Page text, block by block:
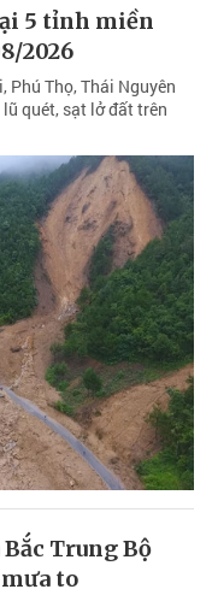
5 tỉnh miền
2026
Phú Thọ, Thái Nguyên
quét, sạt lở đất trên
Trung Bộ
to